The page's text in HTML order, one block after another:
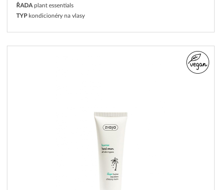
ŘADA plant essentials
TYP kondicionéry na vlasy